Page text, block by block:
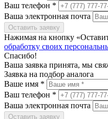
Ваш телефон *
Ваша электронная почта
Оставить заявку
Нажимая на кнопку
обработку своих
Спасибо!
Ваша заявка принята, мы
Заявка на подбор аналога
Ваше имя *
Ваш телефон *
Ваша электронная почта
Оставить заявку